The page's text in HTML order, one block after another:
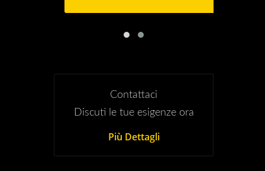
Contattaci
Discuti le tue esigenze ora
Più Dettagli